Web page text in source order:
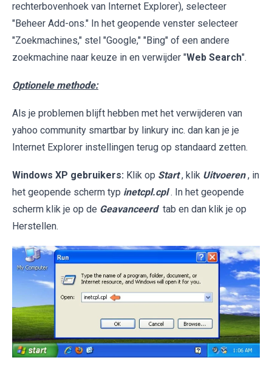
rechterbovenhoek van Internet Explorer), selecteer
"Beheer Add-ons." In het geopende venster selecteer
"Zoekmachines," stel "Google," "Bing" of een andere
zoekmachine naar keuze in en verwijder "Web Search".
Optionele methode:
Als je problemen blijft hebben met het verwijderen van
yahoo community smartbar by linkury inc. dan kan je je
Internet Explorer instellingen terug op standaard zetten.
Windows XP gebruikers: Klik op Start , klik Uitvoeren , in
het geopende scherm typ inetcpl.cpl . In het geopende
scherm klik je op de Geavanceerd tab en dan klik je op
Herstellen.